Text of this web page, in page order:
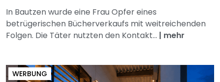
In Bautzen wurde eine Frau Opfer eines
betrügerischen Bücherverkaufs mit weitreichenden
Folgen. Die Täter nutzten den Kontakt... | mehr
WERBUNG